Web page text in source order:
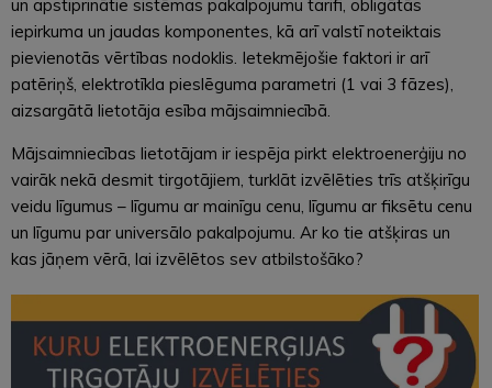
un apstiprinātie sistēmas pakalpojumu tarifi, obligātās
iepirkuma un jaudas komponentes, kā arī valstī noteiktais
pievienotās vērtības nodoklis. Ietekmējošie faktori ir arī
patēriņš, elektrotīkla pieslēguma parametri (1 vai 3 fāzes),
aizsargātā lietotāja esība mājsaimniecībā.
Mājsaimniecības lietotājam ir iespēja pirkt elektroenerģiju no
vairāk nekā desmit tirgotājiem, turklāt izvēlēties trīs atšķirīgu
veidu līgumus – līgumu ar mainīgu cenu, līgumu ar fiksētu cenu
un līgumu par universālo pakalpojumu. Ar ko tie atšķiras un
kas jāņem vērā, lai izvēlētos sev atbilstošāko?